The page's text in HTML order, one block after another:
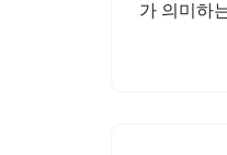
가 의미하